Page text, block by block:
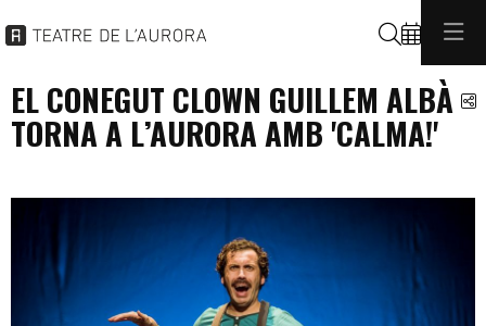
Cerca
EL CONEGUT CLOWN GUILLEM ALBÀ
TORNA A L’AURORA AMB 'CALMA!'